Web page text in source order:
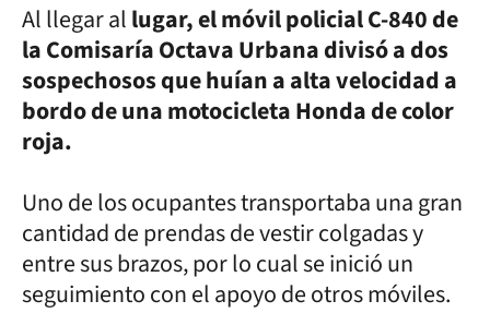
Al llegar allugar, el móvil policial C-840 de
la Comisaría Octava Urbana divisó a dos
sospechosos que huían a alta velocidad a
bordo de una motocicleta Honda de color
roja.
Uno de los ocupantes transportaba una gran
cantidad de prendas de vestir colgadas y
entre sus brazos, por lo cual se inició un
seguimiento con el apoyo de otros móviles.